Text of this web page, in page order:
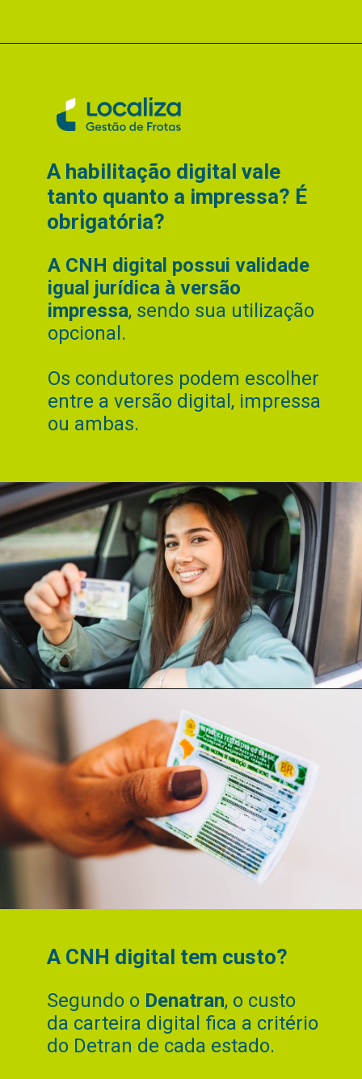
A CNH digital possui validade
igual jurídica à versão
impressa, sendo sua utilização
opcional.
A habilitação digital vale
tanto quanto a impressa? É
obrigatória?
Os condutores podem escolher
entre a versão digital, impressa
ou ambas.
Segundo o Denatran, o custo
da carteira digital fica a critério
do Detran de cada estado.
A CNH digital tem custo?